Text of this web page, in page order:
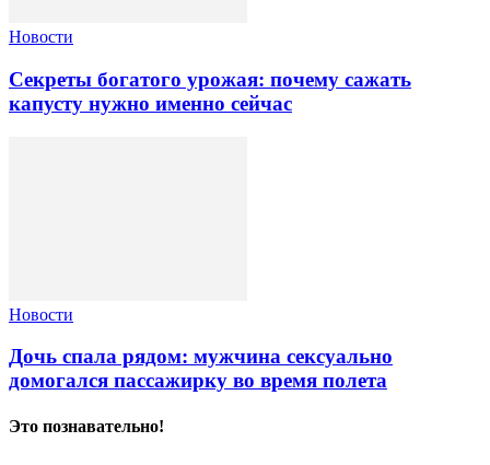
Новости
Секреты богатого урожая: почему сажать
капусту нужно именно сейчас
Новости
Дочь спала рядом: мужчина сексуально
домогался пассажирку во время полета
Это познавательно!